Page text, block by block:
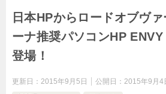
日本HPからロードオブヴ
ーナ推奨パソコンHP
登場！
更新日： 2015年9月5日 公開日： 2015年9月4